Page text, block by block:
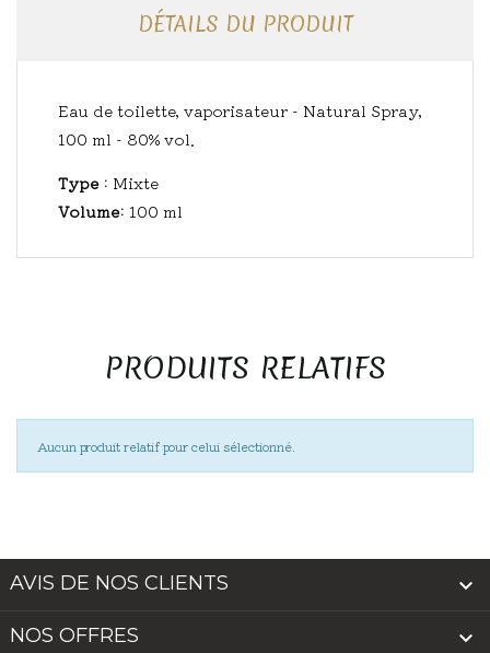
DÉTAILS DU PRODUIT
Eau de toilette, vaporisateur - Natural Spray,
100 ml - 80% vol.
Type : Mixte
Volume: 100 ml
PRODUITS RELATIFS
Aucun produit relatif pour celui sélectionné.
AVIS DE NOS CLIENTS 
NOS OFFRES 